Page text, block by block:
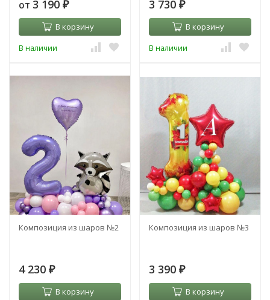
от 3 190 ₽
В корзину
В наличии
3 730 ₽
В корзину
В наличии
Композиция из шаров №2
4 230 ₽
В корзину
Композиция из шаров №3
3 390 ₽
В корзину